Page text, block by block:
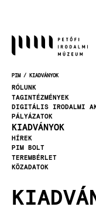
MORZSA
PIM KIADVÁNYOK
RÓLUNK
TAGINTÉZMÉNYEK
DIGITÁLIS IRODALMI
PÁLYÁZATOK
KIADVÁNYOK
HÍREK
PIM BOLT
TEREMBÉRLET
KÖZADATOK